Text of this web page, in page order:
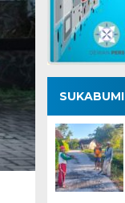
SUKABUMI